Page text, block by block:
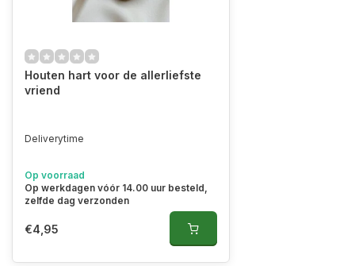
Houten hart voor de allerliefste
vriend
Deliverytime
Op voorraad
Op werkdagen vóór 14.00 uur besteld,
zelfde dag verzonden
€4,95